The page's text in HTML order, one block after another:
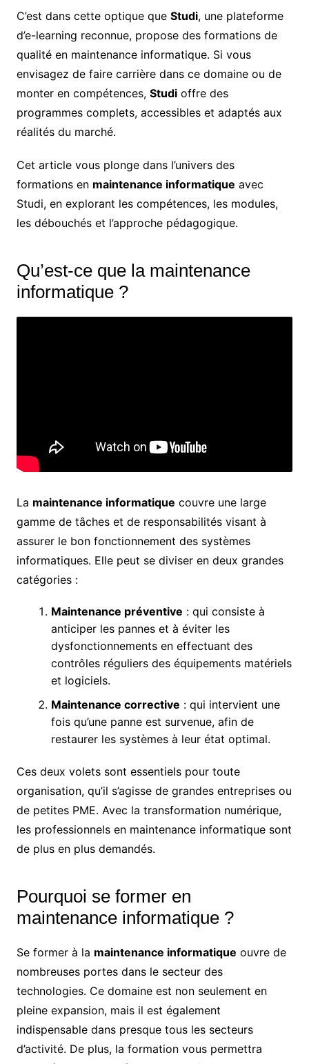
C’est dans cette optique que Studi, une plateforme
d’e-learning reconnue, propose des formations de
qualité en maintenance informatique. Si vous
envisagez de faire carrière dans ce domaine ou de
monter en compétences, Studioffre des
programmes complets, accessibles et adaptés aux
réalités du marché.
Cet article vous plonge dans l’univers des
formations en maintenance informatique avec
Studi, en explorant les compétences, les modules,
les débouchés et l’approche pédagogique.
Qu’est-ce que la maintenance
informatique ?
La maintenance informatique couvre une large
gamme de tâches et de responsabilités visant à
assurer le bon fonctionnement des systèmes
informatiques. Elle peut se diviser en deux grandes
catégories :
Maintenance préventive : qui consiste à
anticiper les pannes et à éviter les
dysfonctionnements en effectuant des
contrôles réguliers des équipements matériels
et logiciels.
Maintenance corrective : qui intervient une
fois qu’une panne est survenue, afin de
restaurer les systèmes à leur état optimal.
Ces deux volets sont essentiels pour toute
organisation, qu’il s’agisse de grandes entreprises ou
de petites PME. Avec la transformation numérique,
les professionnels en maintenance informatique sont
de plus en plus demandés.
Pourquoi se former en
maintenance informatique ?
Se former à la maintenance informatique ouvre de
nombreuses portes dans le secteur des
technologies. Ce domaine est non seulement en
pleine expansion, mais il est également
indispensable dans presque tous les secteurs
d’activité. De plus, la formation vous permettra